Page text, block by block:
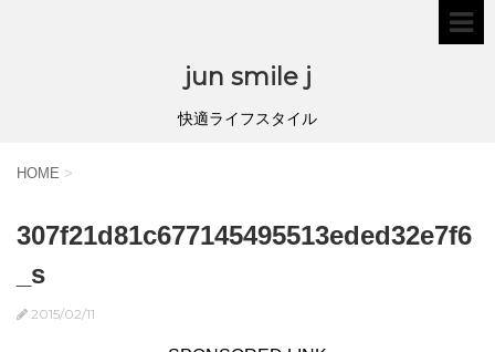
jun smile j
快適ライフスタイル
HOME >
307f21d81c677145495513eded32e7f6
_s
2015/02/11